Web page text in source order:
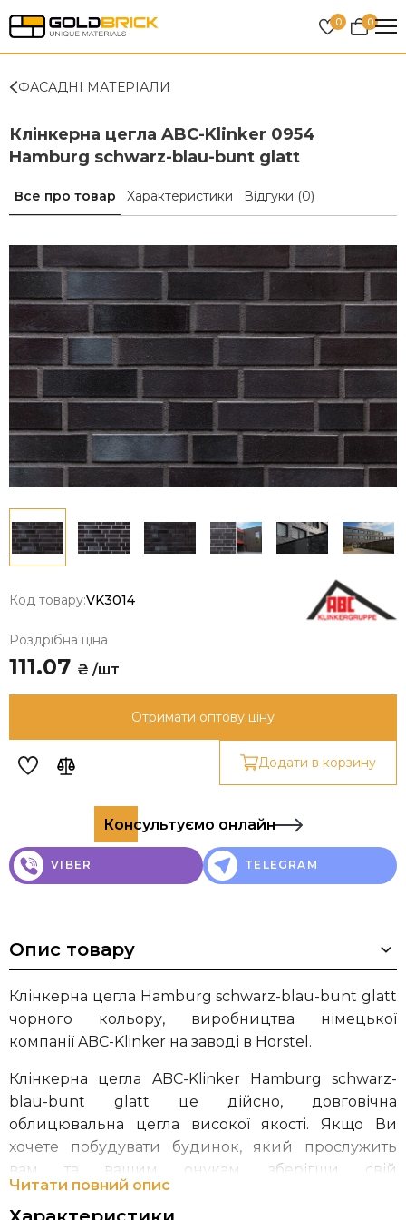
0 0
ФАСАДНІ МАТЕРІАЛИ
Клінкерна цегла ABC-Klinker 0954
Hamburg schwarz-blau-bunt glatt
Все про товар Характеристики Відгуки (0)
Код товару:VK3014
Роздрібна ціна
111.07 ₴ /шт
Отримати оптову ціну
Додати в корзину
Консультуємо онлайн
VIBER TELEGRAM
Опис товару
Клінкерна цегла Hamburg schwarz-blau-bunt glatt
чорного кольору, виробництва німецької
компанії ABC-Klinker на заводі в Horstel.
Клінкерна цегла ABC-Klinker Hamburg schwarz-
blau-bunt glatt це дійсно, довговічна
облицювальна цегла високої якості. Якщо Ви
хочете побудувати будинок, який прослужить
вам та вашим онукам, зберігши свій
первозданний зовнішній вигляд, то клінкерна
цегла від ABC-Klinker це саме те, що Вам потрібно!
Читати повний опис